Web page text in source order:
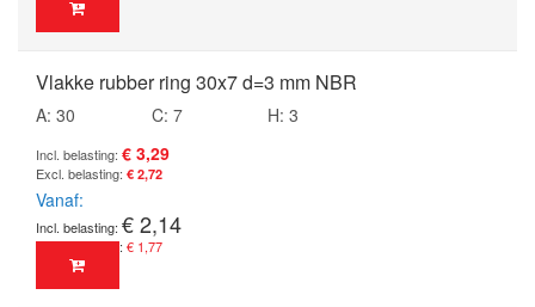
Vlakke rubber ring 30x7 d=3 mm NBR
A: 30 C: 7
H: 3
€ 3,29
€ 2,72
Vanaf
€ 2,14
€ 1,77